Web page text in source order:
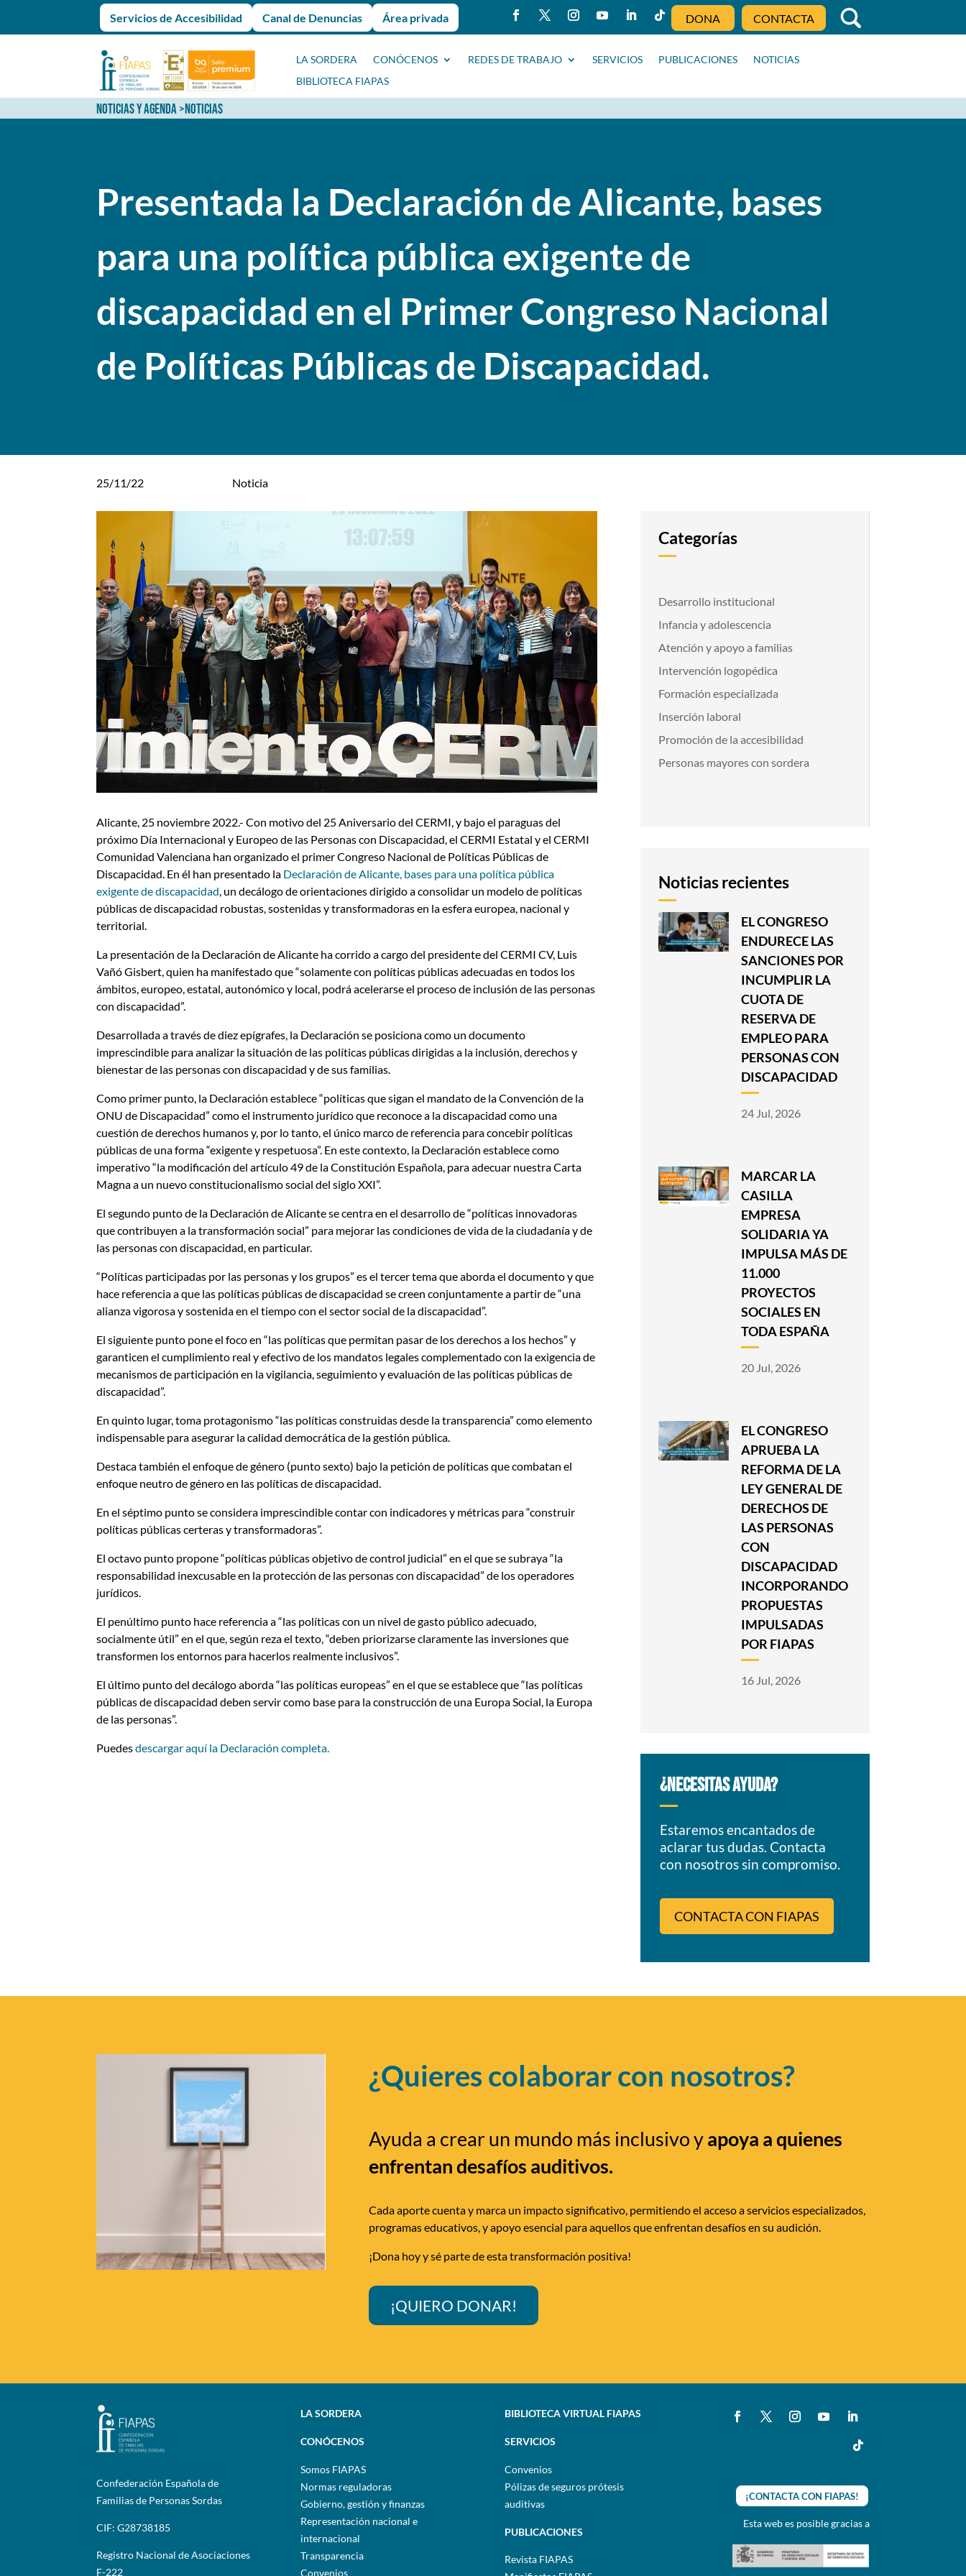
Servicios de Accesibilidad Canal de Denuncias Área privada DONA CONTACTA
LA SORDERA CONÓCENOS REDES DE TRABAJO SERVICIOS PUBLICACIONES
NOTICIAS
BIBLIOTECA FIAPAS
NOTICIAS Y AGENDA>NOTICIAS
Presentada la Declaración de Alicante, bases
para una política pública exigente de
discapacidad en el Primer Congreso Nacional
de Políticas Públicas de Discapacidad.
25/11/22 Noticia
Alicante, 25 noviembre 2022.- Con motivo del 25 Aniversario del CERMI, y bajo el paraguas del
próximo Día Internacional y Europeo de las Personas con Discapacidad, el CERMI Estatal y el CERMI
Comunidad Valenciana han organizado el primer Congreso Nacional de Políticas Públicas de
Discapacidad. En él han presentado la Declaración de Alicante, bases para una política pública
exigente de discapacidad, un decálogo de orientaciones dirigido a consolidar un modelo de políticas
públicas de discapacidad robustas, sostenidas y transformadoras en la esfera europea, nacional y
territorial.
La presentación de la Declaración de Alicante ha corrido a cargo del presidente del CERMI CV, Luis
Vañó Gisbert, quien ha manifestado que “solamente con políticas públicas adecuadas en todos los
ámbitos, europeo, estatal, autonómico y local, podrá acelerarse el proceso de inclusión de las personas
con discapacidad”.
Desarrollada a través de diez epígrafes, la Declaración se posiciona como un documento
imprescindible para analizar la situación de las políticas públicas dirigidas a la inclusión, derechos y
bienestar de las personas con discapacidad y de sus familias.
Como primer punto, la Declaración establece “políticas que sigan el mandato de la Convención de la
ONU de Discapacidad” como el instrumento jurídico que reconoce a la discapacidad como una
cuestión de derechos humanos y, por lo tanto, el único marco de referencia para concebir políticas
públicas de una forma “exigente y respetuosa”. En este contexto, la Declaración establece como
imperativo “la modificación del artículo 49 de la Constitución Española, para adecuar nuestra Carta
Magna a un nuevo constitucionalismo social del siglo XXI”.
El segundo punto de la Declaración de Alicante se centra en el desarrollo de “políticas innovadoras
que contribuyen a la transformación social” para mejorar las condiciones de vida de la ciudadanía y de
las personas con discapacidad, en particular.
“Políticas participadas por las personas y los grupos” es el tercer tema que aborda el documento y que
hace referencia a que las políticas públicas de discapacidad se creen conjuntamente a partir de “una
alianza vigorosa y sostenida en el tiempo con el sector social de la discapacidad”.
El siguiente punto pone el foco en “las políticas que permitan pasar de los derechos a los hechos” y
garanticen el cumplimiento real y efectivo de los mandatos legales complementado con la exigencia de
mecanismos de participación en la vigilancia, seguimiento y evaluación de las políticas públicas de
discapacidad”.
En quinto lugar, toma protagonismo “las políticas construidas desde la transparencia” como elemento
indispensable para asegurar la calidad democrática de la gestión pública.
Destaca también el enfoque de género (punto sexto) bajo la petición de políticas que combatan el
enfoque neutro de género en las políticas de discapacidad.
En el séptimo punto se considera imprescindible contar con indicadores y métricas para “construir
políticas públicas certeras y transformadoras”.
El octavo punto propone “políticas públicas objetivo de control judicial” en el que se subraya “la
responsabilidad inexcusable en la protección de las personas con discapacidad” de los operadores
jurídicos.
El penúltimo punto hace referencia a “las políticas con un nivel de gasto público adecuado,
socialmente útil” en el que, según reza el texto, “deben priorizarse claramente las inversiones que
transformen los entornos para hacerlos realmente inclusivos”.
El último punto del decálogo aborda “las políticas europeas” en el que se establece que “las políticas
públicas de discapacidad deben servir como base para la construcción de una Europa Social, la Europa
de las personas”.
Puedesdescargar aquí la Declaración completa.
Categorías
Desarrollo institucional
Infancia y adolescencia
Atención y apoyo a familias
Intervención logopédica
Formación especializada
Inserción laboral
Promoción de la accesibilidad
Personas mayores con sordera
EL CONGRESO
ENDURECE LAS
SANCIONES POR
INCUMPLIR LA
CUOTA DE
RESERVA DE
EMPLEO PARA
PERSONAS CON
DISCAPACIDAD
24 Jul, 2026
MARCAR LA
CASILLA
EMPRESA
SOLIDARIA YA
IMPULSA MÁS DE
11.000
PROYECTOS
SOCIALES EN
TODA ESPAÑA
20 Jul, 2026
EL CONGRESO
APRUEBA LA
REFORMA DE LA
LEY GENERAL DE
DERECHOS DE
LAS PERSONAS
CON
DISCAPACIDAD
INCORPORANDO
PROPUESTAS
IMPULSADAS
POR FIAPAS
16 Jul, 2026
Noticias recientes
¿NECESITAS AYUDA?
Estaremos encantados de
aclarar tus dudas. Contacta
con nosotros sin compromiso.
CONTACTA CON FIAPAS
¿Quieres colaborar con nosotros?
Ayuda a crear un mundo más inclusivo yapoya a quienes
enfrentan desafíos auditivos.
Cada aporte cuenta y marca un impacto significativo, permitiendo el acceso a servicios especializados,
programas educativos, y apoyo esencial para aquellos que enfrentan desafíos en su audición.
¡Dona hoy y sé parte de esta transformación positiva!
¡QUIERO DONAR!
Confederación Española de
Familias de Personas Sordas
CIF: G28738185
Registro Nacional de Asociaciones
F-222
LA SORDERA
CONÓCENOS
Somos FIAPAS
Normas reguladoras
Gobierno, gestión y finanzas
Representación nacional e
internacional
Transparencia
Convenios
BIBLIOTECA VIRTUAL FIAPAS
SERVICIOS
Convenios
Pólizas de seguros prótesis
auditivas
PUBLICACIONES
Revista FIAPAS
¡CONTACTA CON FIAPAS!
Esta web es posible gracias a